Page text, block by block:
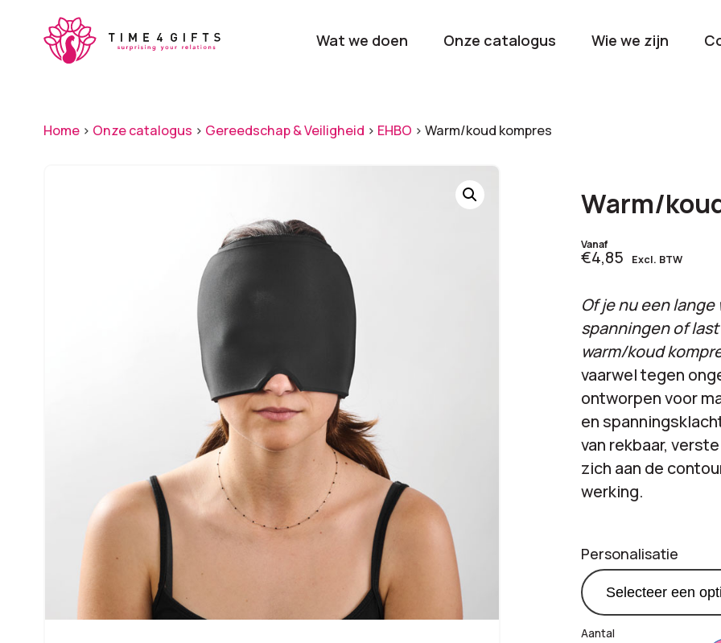
Wat we doen Onze catalogus
Laat je door ons
Stel samen
flessen
tijdens elk
Wie we zijn
Home > Onze catalogus > Gereedschap & Veiligheid > EHBO > Warm/koud kompres
Warm/
Vanaf
€4,85 Excl. BTW
Of je nu een
spanningen of
warm/koud
vaarwel tegen
ontworpen voor
en
van rekbaar,
zich aan de
werking.
Personalisatie